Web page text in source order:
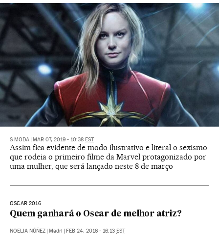
S MODA MAR 07, 2019 - 10:38 EST
Assim fica evidente de modo ilustrativo e literal o sexismo
que rodeia o primeiro filme da Marvel protagonizado por
uma mulher, que será lançado neste 8 de março
OSCAR 2016
Quem ganhará o Oscar de melhor atriz?
NOELIA NÚÑEZ Madri FEB 24, 2016 - 16:13 EST